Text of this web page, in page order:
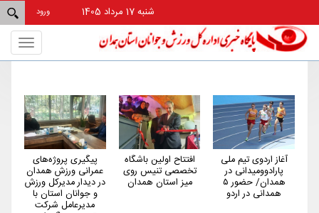
ورود
شنبه 17 مرداد 1405
آغاز اردوی تیم ملی
پارادوومیدانی در
همدان/ حضور ۵
همدانی در اردو
افتتاح اولین باشگاه
تخصصی تنیس روی
میز استان همدان
پیگیری پروژه‌های
عمرانی ورزش همدان
در دیدار مدیرکل ورزش
و جوانان استان با
مدیرعامل شرکت